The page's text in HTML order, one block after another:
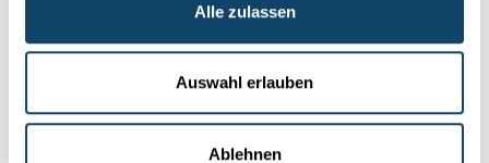
Alle zulassen
Auswahl erlauben
Ablehnen